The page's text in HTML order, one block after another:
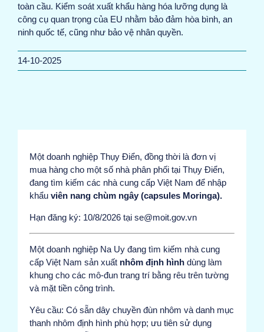
toàn cầu. Kiểm soát xuất khẩu hàng hóa lưỡng dụng là
công cụ quan trọng của EU nhằm bảo đảm hòa bình, an
ninh quốc tế, cũng như bảo vệ nhân quyền.
14-10-2025
Một doanh nghiệp Thụy Điển, đồng thời là đơn vị
mua hàng cho một số nhà phân phối tại Thụy Điển,
đang tìm kiếm các nhà cung cấp Việt Nam để nhập
khẩu viên nang chùm ngây (capsules Moringa).
Hạn đăng ký: 10/8/2026 tại se@moit.gov.vn
Một doanh nghiệp Na Uy đang tìm kiếm nhà cung
cấp Việt Nam sản xuất nhôm định hình dùng làm
khung cho các mô-đun trang trí bằng rêu trên tường
và mặt tiền công trình.
Yêu cầu: Có sẵn dây chuyền đùn nhôm và danh mục
thanh nhôm định hình phù hợp; ưu tiên sử dụng